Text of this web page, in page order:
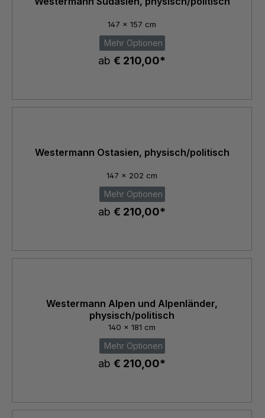
147 x 157 cm
Mehr Optionen
ab € 210,00*
Westermann Ostasien, physisch/politisch
147 x 202 cm
Mehr Optionen
ab € 210,00*
Westermann Alpen und Alpenländer,
physisch/politisch
140 x 181 cm
Mehr Optionen
ab € 210,00*